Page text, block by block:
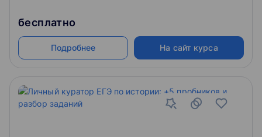
бесплатно
Подробнее На сайт курса